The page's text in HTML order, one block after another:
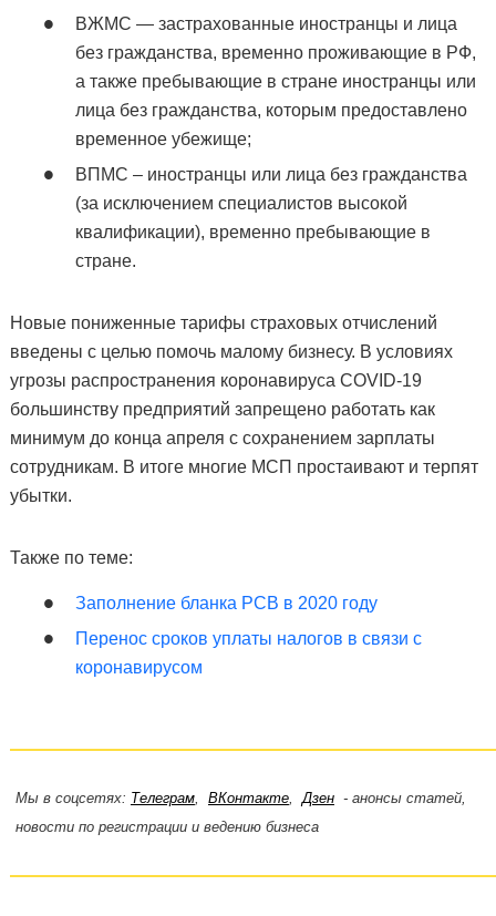
ВЖМС — застрахованные иностранцы и лица
без гражданства, временно проживающие в РФ,
а также пребывающие в стране иностранцы или
лица без гражданства, которым предоставлено
временное убежище;
ВПМС – иностранцы или лица без гражданства
(за исключением специалистов высокой
квалификации), временно пребывающие в
стране.
Новые пониженные тарифы страховых отчислений
введены с целью помочь малому бизнесу. В условиях
угрозы распространения коронавируса COVID-19
большинству предприятий запрещено работать как
минимум до конца апреля с сохранением зарплаты
сотрудникам. В итоге многие МСП простаивают и терпят
убытки.
Также по теме:
Заполнение бланка РСВ в 2020 году
Перенос сроков уплаты налогов в связи с
коронавирусом
Мы в соцсетях: Телеграм, ВКонтакте,Дзен- анонсы статей,
новости по регистрации и ведению бизнеса